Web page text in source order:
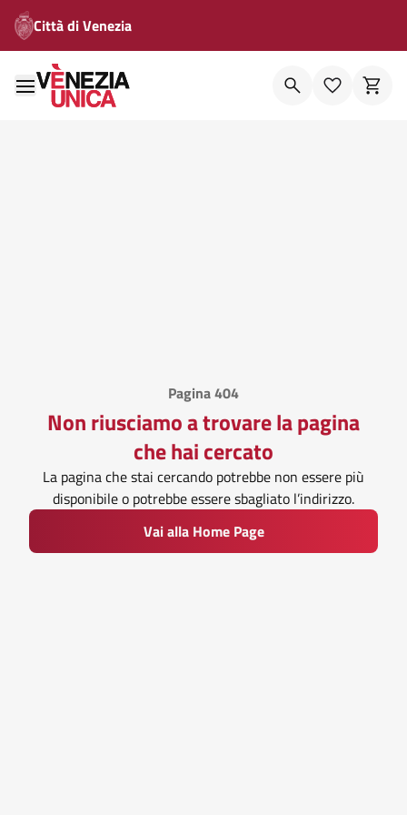
Città di Venezia
Pagina 404
Non riusciamo a trovare la pagina
che hai cercato
La pagina che stai cercando potrebbe non essere più
disponibile o potrebbe essere sbagliato l’indirizzo.
Vai alla Home Page